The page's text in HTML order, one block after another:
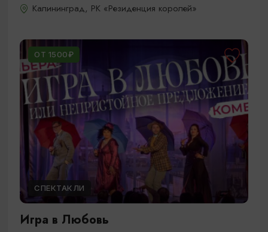
Калининград, РК «Резиденция королей»
ОТ 1500₽
СПЕКТАКЛИ
Игра в Любовь